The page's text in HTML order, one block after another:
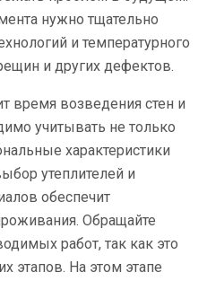
нужно тщательно
и температурного
и других дефектов.
время возведения стен и
учитывать не только
характеристики
утеплителей и
обеспечит
Обращайте
работ, так как это
этапов. На этом этапе